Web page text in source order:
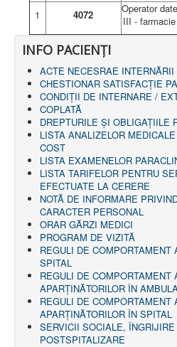
CABINET PNEUMOLGIE
AMBULATOR BOLI
AMBULATOR OBSTETRICĂ
AMBULATOR CHIRURGIE
AMBULATOR ORTOPEDIE ȘI
AMBULATOR MEDICINĂ
AMBULATOR NEUROLOGIE
AMBULATOR PEDIATRIE
AMBULATOR ÎNGRIJIRI
MANAGEMENT
PROIECT DE
PLAN STRATEGIC 2021 - 2025
PROIECT DE MANAGEMENT
PROIECT DE
CONSILIUL DE
COMITET DIRECTOR
DECLARATIE MANAGER
SISTEMULUI DE CALITATE
PLAN MANAGEMENT
INTEGRITATE
ADMINISTRATIV
RESURSE UMANE
INFORMAŢII
PROGRAM VOLUNTARIAT
JURIDIC
1 4072
Operator date
III - farmacie
INFO PACIENŢI
ACTE NECESRAE INTERNĂRII
CHESTIONAR SATISFACŢIE
CONDIȚII DE INTERNARE /
COPLATĂ
DREPTURILE ŞI OBLIGAŢIILE
LISTA ANALIZELOR
COST
LISTA EXAMENELOR
LISTA TARIFELOR PENTRU
EFECTUATE LA CERERE
NOTĂ DE INFORMARE
CARACTER PERSONAL
ORAR GĂRZI MEDICI
PROGRAM DE VIZITĂ
REGULI DE COMPORTAMENT
SPITAL
REGULI DE COMPORTAMENT
APARȚINĂTORILOR ÎN
REGULI DE COMPORTAMENT
APARȚINĂTORILOR ÎN SPITAL
SERVICII SOCIALE,
POSTSPITALIZARE